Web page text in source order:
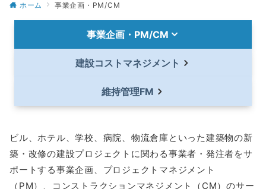
ホーム 事業企画・PM/CM
事業企画・PM/CM
建設コストマネジメント
維持管理FM
ビル、ホテル、学校、病院、物流倉庫といった建築物の新
築・改修の建設プロジェクトに関わる事業者・発注者をサ
ポートする事業企画、プロジェクトマネジメント
（PM）、コンストラクションマネジメント（CM）のサー